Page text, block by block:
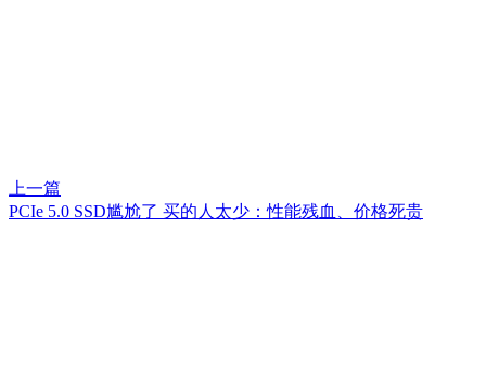
上一篇
PCIe 5.0 SSD尴尬了 买的人太少：性能残血、价格死贵